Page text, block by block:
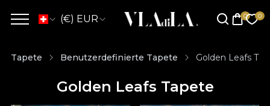
(€) EUR
Tapete Benutzerdefinierte Tapete Golden Leafs
Golden Leafs Tapete